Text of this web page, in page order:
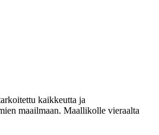
kaikkeutta ja
maailmaan. Maallikolle vieraalta